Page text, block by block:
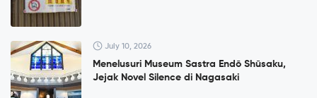
July 10, 2026
Menelusuri Museum Sastra Endō Shūsaku,
Jejak Novel Silence di Nagasaki